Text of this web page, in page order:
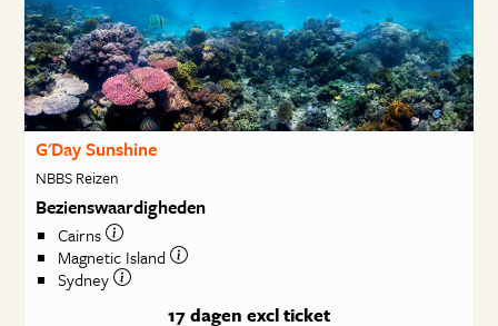
G'Day Sunshine
NBBS Reizen
Bezienswaardigheden
Cairns
Magnetic Island
Sydney
17 dagen excl ticket